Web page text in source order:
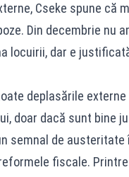
Cseke spune că
Din decembrie nu
locuirii, dar e
deplasările
doar dacă sunt bine
semnal de
fiscale.